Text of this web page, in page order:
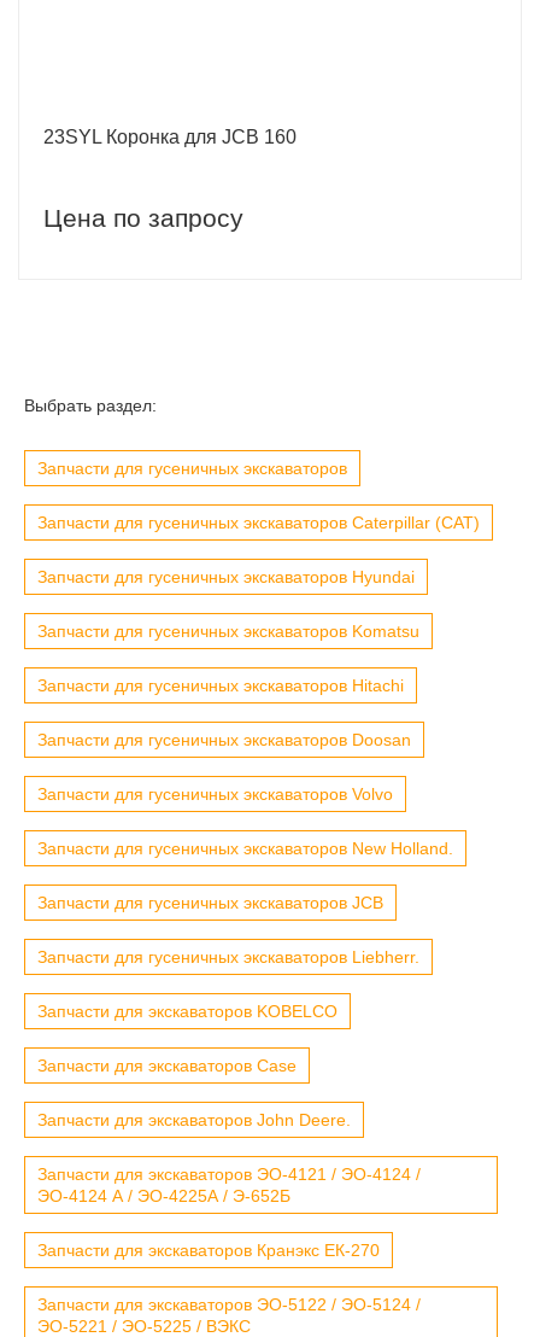
23SYL Коронка для JCB 160
Цена по запросу
Выбрать раздел:
Запчасти для гусеничных экскаваторов
Запчасти для гусеничных экскаваторов Caterpillar (CAT)
Запчасти для гусеничных экскаваторов Hyundai
Запчасти для гусеничных экскаваторов Komatsu
Запчасти для гусеничных экскаваторов Hitachi
Запчасти для гусеничных экскаваторов Doosan
Запчасти для гусеничных экскаваторов Volvo
Запчасти для гусеничных экскаваторов New Holland.
Запчасти для гусеничных экскаваторов JCB
Запчасти для гусеничных экскаваторов Liebherr.
Запчасти для экскаваторов KOBELCO
Запчасти для экскаваторов Case
Запчасти для экскаваторов John Deere.
Запчасти для экскаваторов ЭО-4121 / ЭО-4124 /
ЭО-4124 А / ЭО-4225А / Э-652Б
Запчасти для экскаваторов Кранэкс ЕК-270
Запчасти для экскаваторов ЭО-5122 / ЭО-5124 /
ЭО-5221 / ЭО-5225 / ВЭКС